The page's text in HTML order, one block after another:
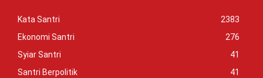
Kata Santri
2383
Ekonomi Santri
276
Syiar Santri
41
Santri Berpolitik
41